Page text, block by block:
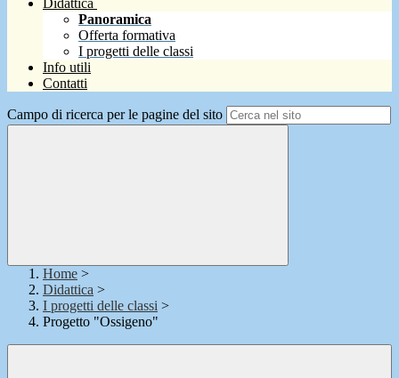
Didattica
Panoramica
Offerta formativa
I progetti delle classi
Info utili
Contatti
Campo di ricerca per le pagine del sito
Home >
Didattica >
I progetti delle classi >
Progetto "Ossigeno"